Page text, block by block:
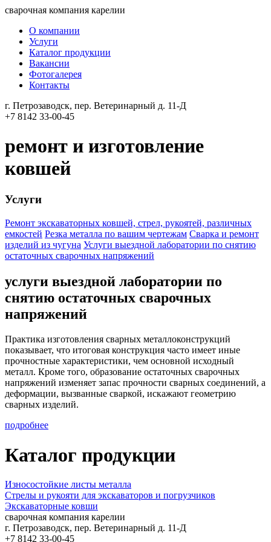
сварочная компания карелии
О компании
Услуги
Каталог продукции
Вакансии
Фотогалерея
Контакты
г. Петрозаводск, пер. Ветеринарный д. 11-Д
+7 8142 33-00-45
ремонт и изготовление
ковшей
Услуги
Ремонт экскаваторных ковшей, стрел, рукоятей, различных
емкостей Резка металла по вашим чертежам Сварка и ремонт
изделий из чугуна Услуги выездной лаборатории по снятию
остаточных сварочных напряжений
услуги выездной лаборатории по
снятию остаточных сварочных
напряжений
Практика изготовления сварных металлоконструкций
показывает, что итоговая конструкция часто имеет иные
прочностные характеристики, чем основной исходный
металл. Кроме того, образование остаточных сварочных
напряжений изменяет запас прочности сварных соединений, а
деформации, вызванные сваркой, искажают геометрию
сварных изделий.
подробнее
Каталог продукции
Износостойкие листы металла
Стрелы и рукояти для экскаваторов и погрузчиков
Экскаваторные ковши
сварочная компания карелии
г. Петрозаводск, пер. Ветеринарный д. 11-Д
+7 8142 33-00-45